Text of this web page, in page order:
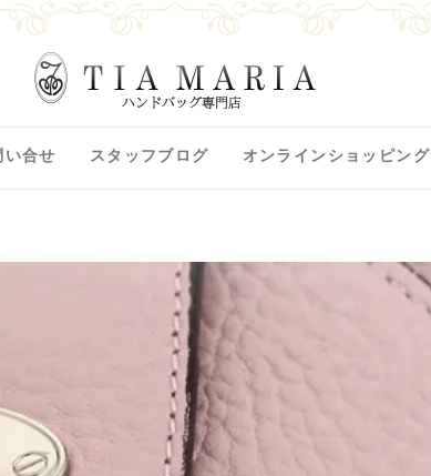
い合せ スタッフブログ オンラインショッピング